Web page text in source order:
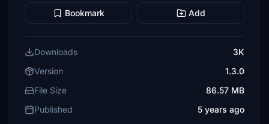
Bookmark Add
Downloads
3K
Version
1.3.0
File Size
86.57 MB
Published
5 years ago